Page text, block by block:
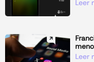
Leer
Leer